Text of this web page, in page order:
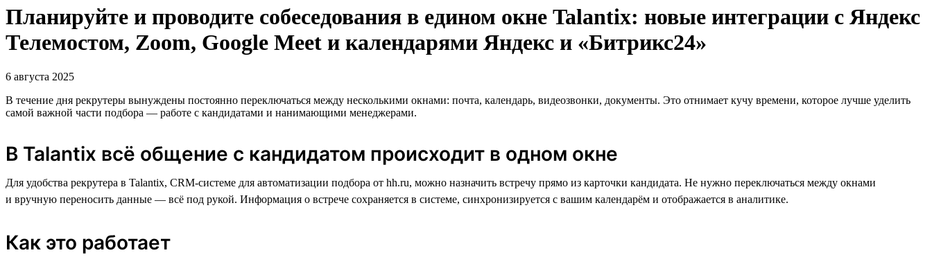
Планируйте и проводите собеседования в едином окне Talantix: новые интеграции с Яндекс
Телемостом, Zoom, Google Meet и календарями Яндекс и «Битрикс24»
6 августа 2025
В течение дня рекрутеры вынуждены постоянно переключаться между несколькими окнами: почта, календарь, видеозвонки, документы. Это отнимает кучу времени, которое лучше уделить
самой важной части подбора — работе с кандидатами и нанимающими менеджерами.
В Talantix всё общение с кандидатом происходит в одном окне
Для удобства рекрутера в Talantix, CRM-cистеме для автоматизации подбора от hh.ru, можно назначить встречу прямо из карточки кандидата. Не нужно переключаться между окнами
и вручную переносить данные — всё под рукой. Информация о встрече сохраняется в системе, синхронизируется с вашим календарём и отображается в аналитике.
Как это работает